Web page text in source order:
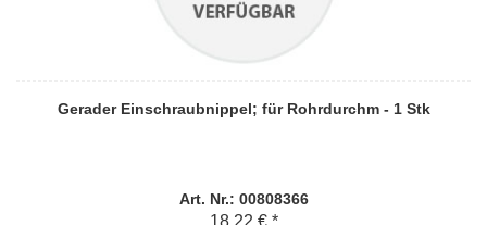
Gerader Einschraubnippel; für Rohrdurchm - 1 Stk
Art. Nr.: 00808366
18,22 € *